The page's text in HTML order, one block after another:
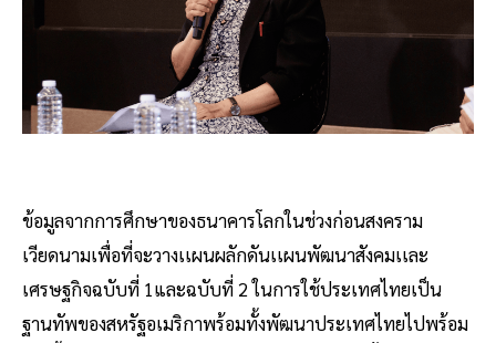
ข้อมูลจากการศึกษาของธนาคารโลกในช่วงก่อนสงคราม
เวียดนามเพื่อที่จะวางเเผนผลักดันเเผนพัฒนาสังคมเเละ
เศรษฐกิจฉบับที่ 1และฉบับที่ 2 ในการใช้ประเทศไทยเป็น
ฐานทัพของสหรัฐอเมริกาพร้อมทั้งพัฒนาประเทศไทยไปพร้อม